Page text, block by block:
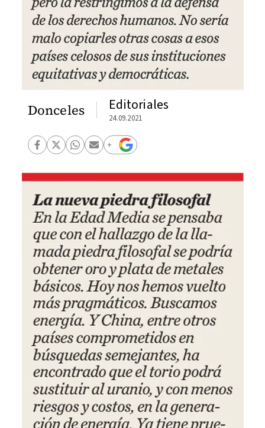
Donceles Editoriales
24.09.2021